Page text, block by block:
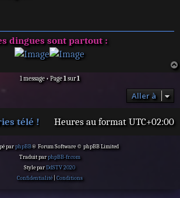
dingues sont partout :
1 message • Page1sur1
Aller à
télé ! Heures au format UTC+02:00
parphpBB® Forum Software © phpBB Limited
Traduit parphpBB-fr.com
Style parDdSTV 2020
Confidentialité| Conditions